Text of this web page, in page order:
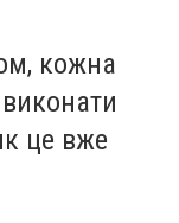
кожна
це вже